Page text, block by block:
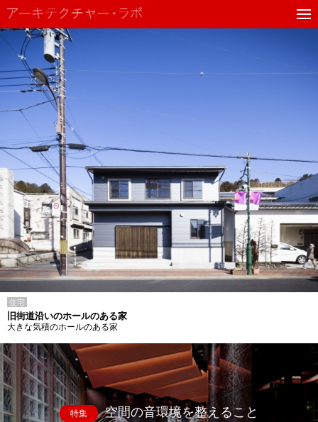
住宅
旧街道沿いのホールのある家
大きな気積のホールのある家
特集 空間の音環境を整えること